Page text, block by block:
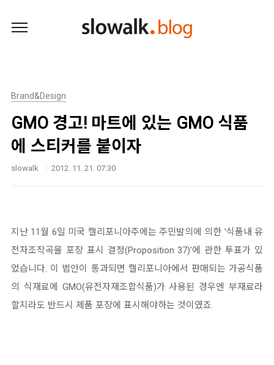
Brand&Design
GMO 경고! 마트에 있는 GMO 식품
에 스티커를 붙이자
slowalk 2012. 11. 21. 07:30
지난 11월 6일 미국 캘리포니아주에는 주민발의에 의한 '식품내 유
전자조작곡물 포장 표시 결정(Proposition 37)'에 관한 투표가 있
었습니다. 이 법안이 통과되면 캘리포니아에서 판매되는 가공식품
의 식재료에 GMO(유전자재조합식품)가 사용된 경우엔 부재료라
할지라도 반드시 제품 포장에 표시해야하는 것이였죠.